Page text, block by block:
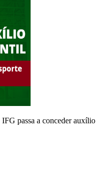
passa a conceder auxílio